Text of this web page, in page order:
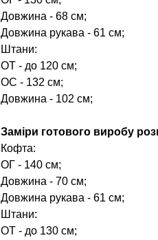
Довжина - 68 см;
Довжина рукава - 61 см;
Штани:
ОТ - до 120 см;
ОС - 132 см;
Довжина - 102 см;
Заміри готового виробу
Кофта:
ОГ - 140 см;
Довжина - 70 см;
Довжина рукава - 61 см;
Штани:
ОТ - до 130 см;